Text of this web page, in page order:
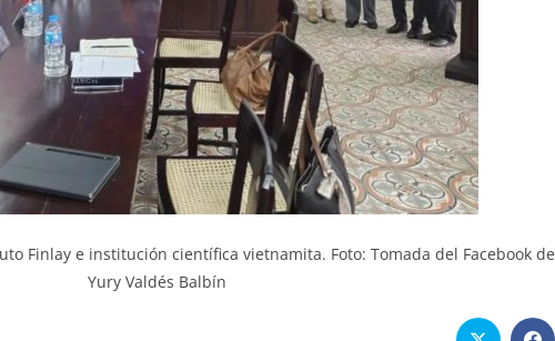
Finlay e institución científica vietnamita. Foto: Tomada del Facebook de
Yury Valdés Balbín